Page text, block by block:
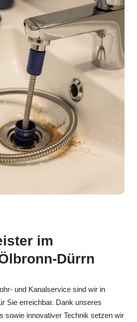
im
Dürrn
und Kanalservice sind wir in
Sie erreichbar. Dank unseres
sowie innovativer Technik setzen wir